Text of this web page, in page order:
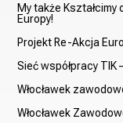
My także
Europy!
Projekt Re-Akcja
Sieć współpracy TIK
Włocławek
Włocławek